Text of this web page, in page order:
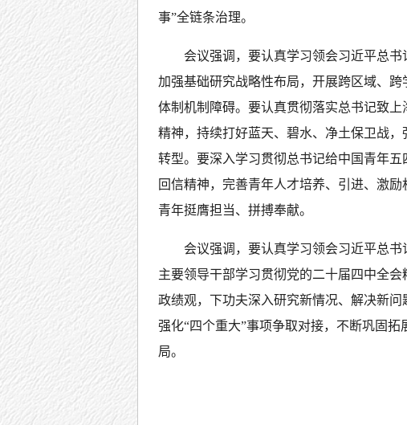
事”全链条治理。
会议强调，要认真学习领会习近平总书
加强基础研究战略性布局，开展跨区域、
体制机制障碍。要认真贯彻落实总书记致
精神，持续打好蓝天、碧水、净土保卫战
转型。要深入学习贯彻总书记给中国青年
回信精神，完善青年人才培养、引进、激
青年挺膺担当、拼搏奉献。
会议强调，要认真学习领会习近平总
主要领导干部学习贯彻党的二十届四中全
政绩观，下功夫深入研究新情况、解决新问
强化“四个重大”事项争取对接，不断巩固
局。